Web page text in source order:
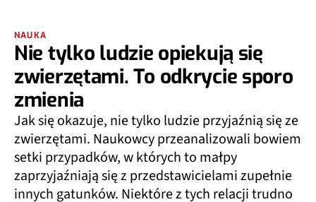
NAUKA
Nie tylko ludzie opiekują się
zwierzętami. To odkrycie sporo
zmienia
Jak się okazuje, nie tylko ludzie przyjaźnią się ze
zwierzętami. Naukowcy przeanalizowali bowiem
setki przypadków, w których to małpy
zaprzyjaźniają się z przedstawicielami zupełnie
innych gatunków. Niektóre z tych relacji trudno